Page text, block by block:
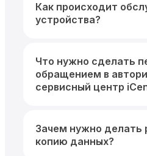
Как происходит
устройства?
Что нужно сделать
обращением в
сервисный центр
Зачем нужно делать
копию данных?